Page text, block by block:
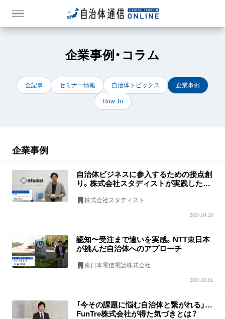
企業事例・コラム
全記事 セミナー情報 自治体トピックス 企業事例
How To
企業事例
自治体ビジネスに参入するための接点創
り。株式会社スタディストが実践した自
株式会社スタディスト
2024.04.10
認知〜受注まで違いを実感。NTT東日本
が挑んだ自治体へのアプローチ
東日本電信電話株式会社
2024.03.01
「今その課題に悩む自治体と繋がれる」…
FunTre株式会社が得た気づきとは？